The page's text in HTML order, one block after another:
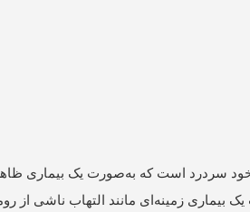
خود سردرد است که به‌صورت یک بیماری
یک بیماری زمینه‌ای مانند التهاب ناشی